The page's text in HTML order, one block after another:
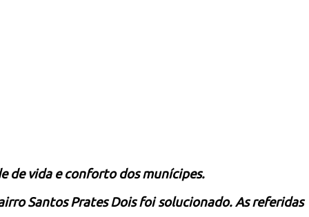
de vida e conforto dos munícipes.
Santos Prates Dois foi solucionado. As referidas